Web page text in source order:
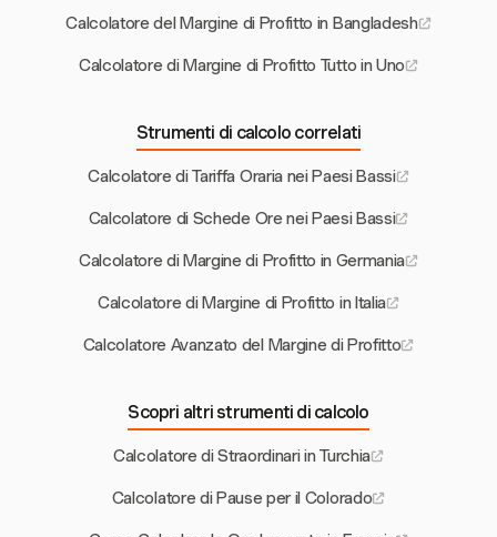
Calcolatore del Margine di Profitto in Bangladesh
Calcolatore di Margine di Profitto Tutto in Uno
Strumenti di calcolo correlati
Calcolatore di Tariffa Oraria nei Paesi Bassi
Calcolatore di Schede Ore nei Paesi Bassi
Calcolatore di Margine di Profitto in Germania
Calcolatore di Margine di Profitto in Italia
Calcolatore Avanzato del Margine di Profitto
Scopri altri strumenti di calcolo
Calcolatore di Straordinari in Turchia
Calcolatore di Pause per il Colorado